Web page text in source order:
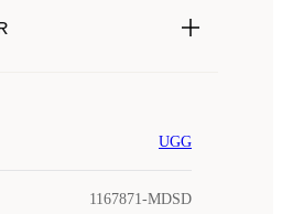
UGG
1167871-MDSD